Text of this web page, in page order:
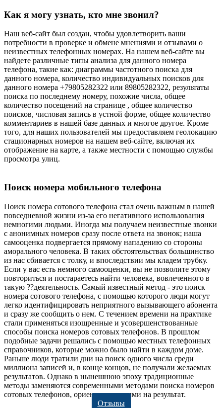
Как я могу узнать, кто мне звонил?
Наш веб-сайт был создан, чтобы удовлетворить ваши
потребности в проверке и обмене мнениями и отзывами о
неизвестных телефонных номерах. На нашем веб-сайте вы
найдете различные типы анализа для данного номера
телефона, такие как: диаграммы частотного поиска для
данного номера, количество индивидуальных поисков для
данного номера +79805282322 или 89805282322, результаты
поиска по последнему номеру, похожие числа, общее
количество посещений на странице , общее количество
поисков, числовая запись в устной форме, общее количество
комментариев в нашей базе данных и многое другое. Кроме
того, для наших пользователей мы предоставляем геолокацию
стационарных номеров на нашем веб-сайте, включая их
отображение на карте, а также местности с помощью службы
просмотра улиц.
Поиск номера мобильного телефона
Поиск номера сотового телефона стал очень важным в нашей
повседневной жизни из-за его негативного использования
немногими людьми. Иногда мы получаем неизвестные звонки
с анонимных номеров сразу после ответа на звонок; наша
самооценка подвергается прямому нападению со стороны
аморального человека. В таких обстоятельствах большинство
из нас сбивается с толку, и впоследствии мы кладем трубку.
Если у вас есть немного самооценки, вы не позволите этому
повториться и постараетесь найти человека, вовлеченного в
такую ??деятельность. Самый известный метод - это поиск
номера сотового телефона, с помощью которого люди могут
легко идентифицировать неприятного вызывающего абонента
и сразу же сообщить о нем. С течением времени на практике
стали применяться изощренные и усовершенствованные
способы поиска номеров сотовых телефонов. В прошлом
подобные задачи решались с помощью местных телефонных
справочников, которые можно было найти в каждом доме.
Раньше люди тратили дни на поиск одного числа среди
миллиона записей и, в конце концов, не получали желаемых
результатов. Однако в нынешнюю эпоху традиционные
методы заменяются современными методами поиска номеров
сотовых телефонов, ориентированными на результат.
Отзывы